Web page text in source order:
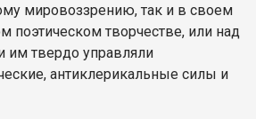
мировоззрению, так и в своем
поэтическом творчестве, или над
им твердо управляли
антиклерикальные силы и